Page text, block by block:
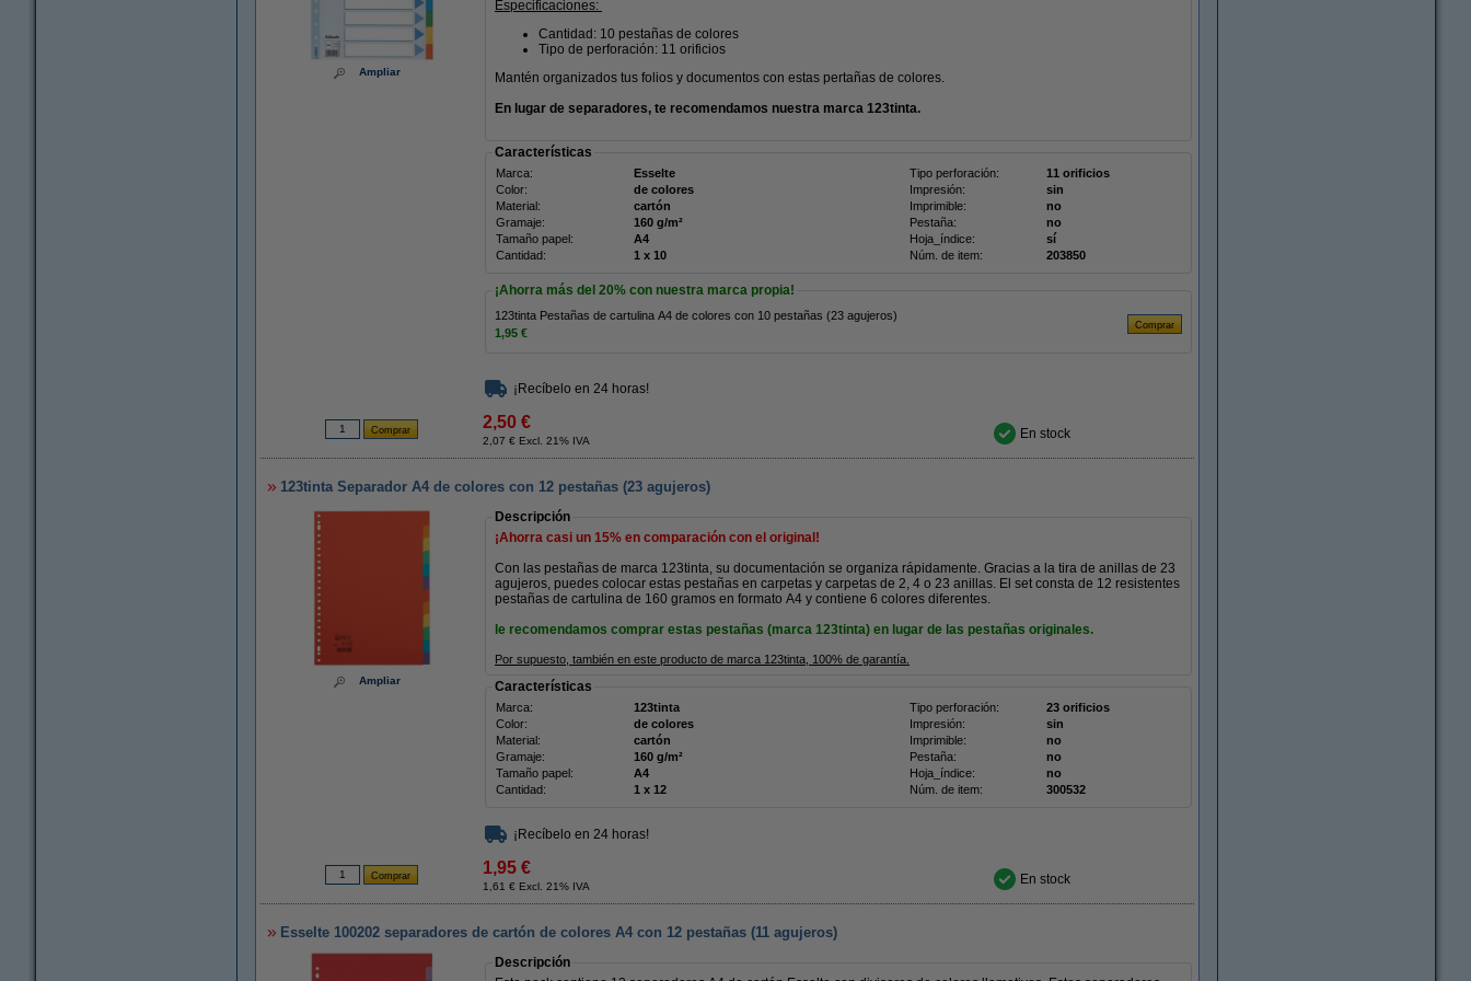
Ampliar
Especificaciones:
Cantidad: 10 pestañas de colores
Tipo de perforación: 11 orificios
Mantén organizados tus folios y documentos con estas pertañas de colores.
En lugar de separadores, te recomendamos nuestra marca 123tinta.
Características
Marca: Esselte Tipo perforación:
11 orificios
Color:
de colores Impresión:
sin
Material:
cartón Imprimible:
no
Gramaje:
160 g/m² Pestaña:
no
Tamaño papel:
A4 Hoja_índice:
sí
Cantidad:
1 x 10 Núm. de item: 203850
¡Ahorra más del 20% con nuestra marca propia!
123tinta Pestañas de cartulina A4 de colores con 10 pestañas (23 agujeros)
1,95 €
¡Recíbelo en 24 horas!
2,50 €
2,07 € Excl. 21% IVA En stock
123tinta Separador A4 de colores con 12 pestañas (23 agujeros)
Ampliar
Descripción
¡Ahorra casi un 15% en comparación con el original!
Con las pestañas de marca 123tinta, su documentación se organiza rápidamente. Gracias a la tira de anillas de 23
agujeros, puedes colocar estas pestañas en carpetas y carpetas de 2, 4 o 23 anillas. El set consta de 12 resistentes
pestañas de cartulina de 160 gramos en formato A4 y contiene 6 colores diferentes.
le recomendamos comprar estas pestañas (marca 123tinta) en lugar de las pestañas originales.
Por supuesto, también en este producto de marca 123tinta , 100% de garantía.
Características
Marca: 123tinta Tipo perforación:
23 orificios
Color:
de colores Impresión:
sin
Material:
cartón Imprimible:
no
Gramaje:
160 g/m² Pestaña:
no
Tamaño papel:
A4 Hoja_índice:
no
Cantidad:
1 x 12 Núm. de item: 300532
¡Recíbelo en 24 horas!
1,95 €
1,61 € Excl. 21% IVA En stock
Esselte 100202 separadores de cartón de colores A4 con 12 pestañas (11 agujeros)
Descripción